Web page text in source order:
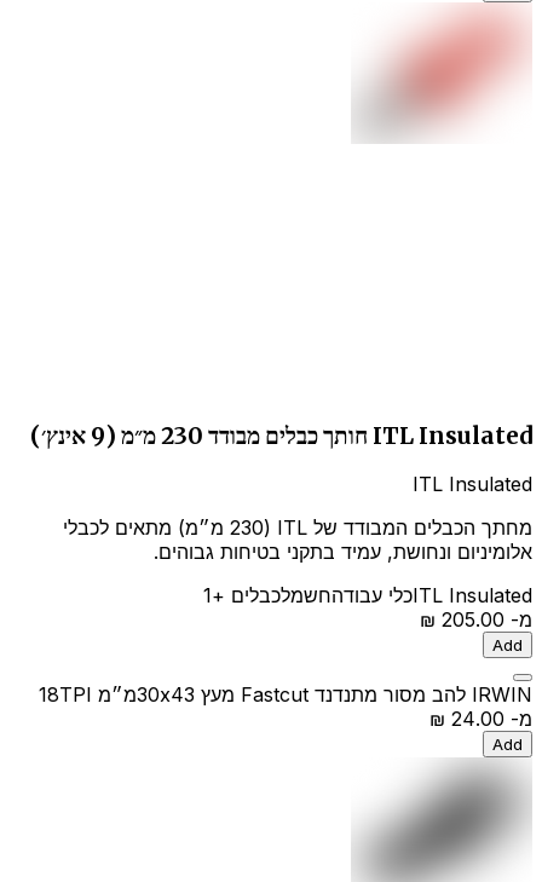
ITL Insulated חותך כבלים מבודד 230 מ״מ (9 אינץ׳)
ITL Insulated
מחתך הכבלים המבודד של ITL (230 מ״מ) מתאים לכבלי
אלומיניום ונחושת, עמיד בתקני בטיחות גבוהים.
ITL Insulatedכלי עבודהחשמלכבלים +1
מ-
Add
IRWIN להב מסור מתנדנד Fastcut מעץ 30x43מ״מ 18TPI
מ-
Add